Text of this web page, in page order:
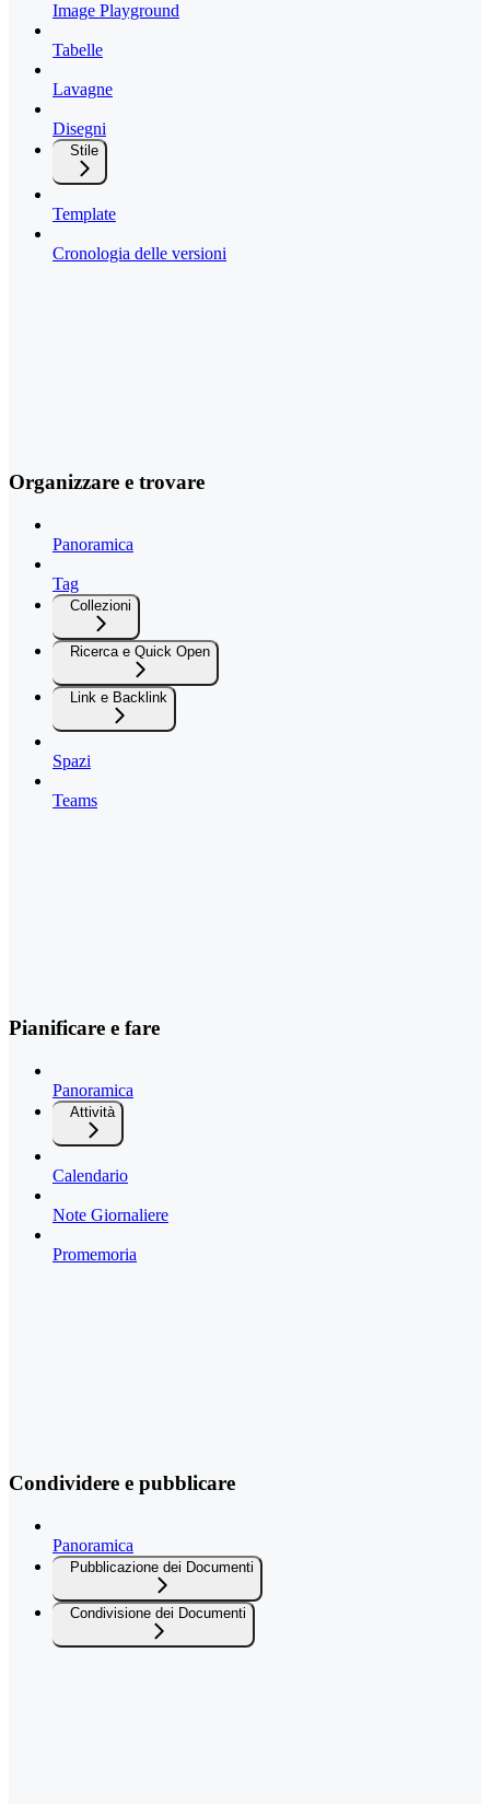
Image Playground
Tabelle
Lavagne
Disegni
Stile
Template
Cronologia delle versioni
Organizzare e trovare
Panoramica
Tag
Collezioni
Ricerca e Quick Open
Link e Backlink
Spazi
Teams
Pianificare e fare
Panoramica
Attività
Calendario
Note Giornaliere
Promemoria
Condividere e pubblicare
Panoramica
Pubblicazione dei Documenti
Condivisione dei Documenti